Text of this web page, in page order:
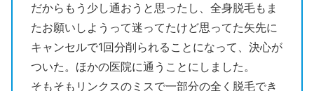
だからもう少し通おうと思ったし、全身脱毛もま
たお願いしようって迷ってたけど思ってた矢先に
キャンセルで1回分削られることになって、決心が
ついた。ほかの医院に通うことにしました。
そもそもリンクスのミスで一部分の全く脱毛でき